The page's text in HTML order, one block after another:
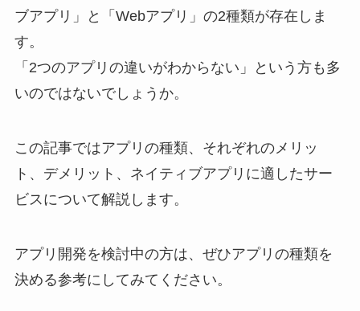
ブアプリ」と「Webアプリ」の2種類が存在しま
す。
「2つのアプリの違いがわからない」という方も多
いのではないでしょうか。
この記事ではアプリの種類、それぞれのメリッ
ト、デメリット、ネイティブアプリに適したサー
ビスについて解説します。
アプリ開発を検討中の方は、ぜひアプリの種類を
決める参考にしてみてください。